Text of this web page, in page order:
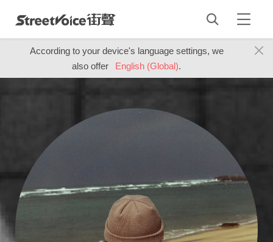
According to your device's language settings, we
also offer
English (Global).